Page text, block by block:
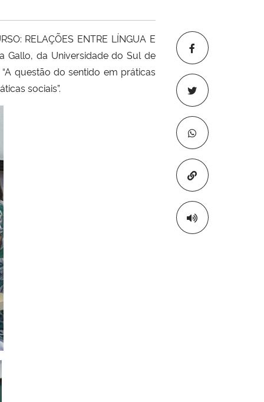
Copiar para
RELAÇÕES ENTRE LÍNGUA E
Gallo, da Universidade do Sul de
questão do sentido em práticas
sociais”.